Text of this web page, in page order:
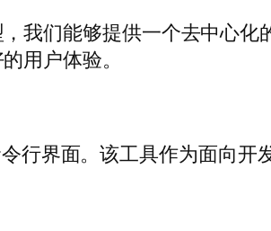
我们能够提供一个去中心
用户体验。
行界面。该工具作为面向开